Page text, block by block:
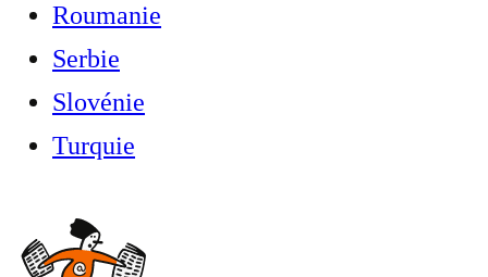
Roumanie
Serbie
Slovénie
Turquie